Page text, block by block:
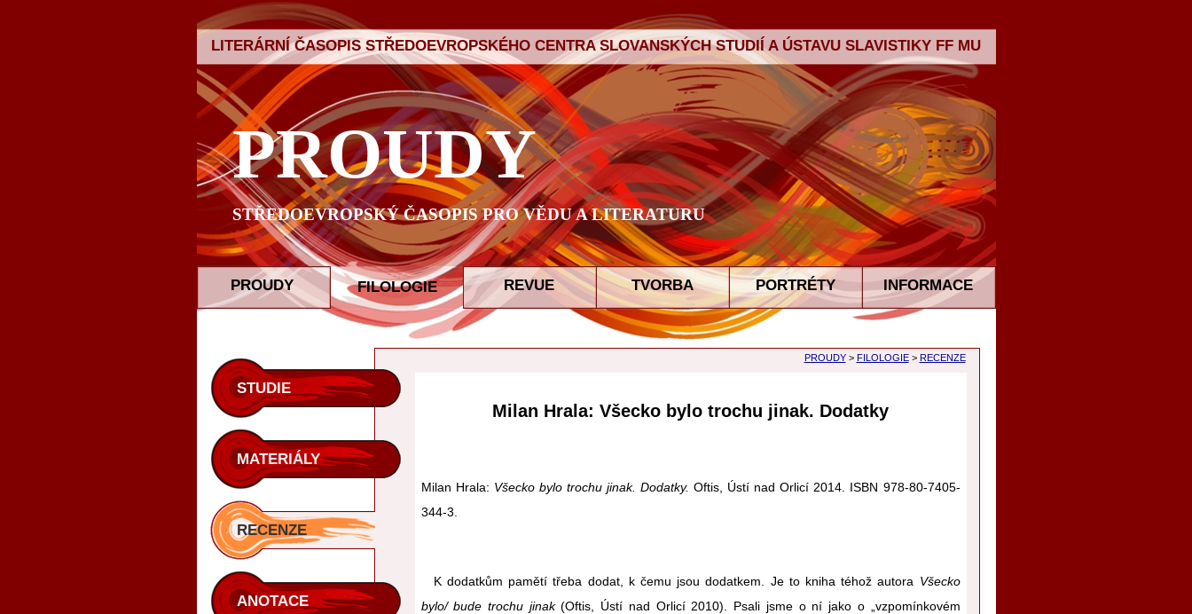
LITERÁRNÍ ČASOPIS STŘEDOEVROPSKÉHO CENTRA SLOVANSKÝCH STUDIÍ A ÚSTAVU SLAVISTIKY FF MU
PROUDY
STŘEDOEVROPSKÝ ČASOPIS PRO VĚDU A LITERATURU
PROUDY FILOLOGIE REVUE TVORBA PORTRÉTY INFORMACE
STUDIE
MATERIÁLY
RECENZE
ANOTACE
PROUDY> FILOLOGIE> RECENZE
Milan Hrala: Všecko bylo trochu jinak. Dodatky
Milan Hrala: Všecko bylo trochu jinak. Dodatky. Oftis, Ústí nad Orlicí 2014. ISBN 978-80-7405-
344-3.
K dodatkům pamětí třeba dodat, k čemu jsou dodatkem. Je to kniha téhož autora Všecko
bylo/ bude trochu jinak(Oftis, Ústí nad Orlicí 2010). Psali jsme o ní jako o „vzpomínkovém